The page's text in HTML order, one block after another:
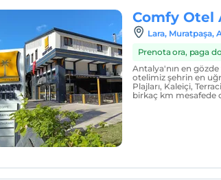
Comfy Otel
Lara, Muratpaşa,
Prenota ora, paga
Antalya'nın en
otelimiz şehrin en
Plajları, Kalei̇çi̇,
birkaç km mesafede